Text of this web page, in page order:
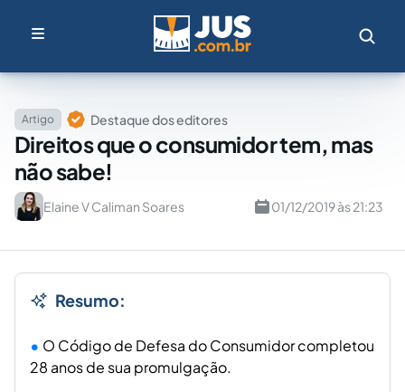
Artigo Destaque dos editores
Direitos que o consumidor tem, mas
não sabe!
Elaine V Caliman Soares 01/12/2019 às 21:23
Resumo:
O Código de Defesa do Consumidor completou
28 anos de sua promulgação.